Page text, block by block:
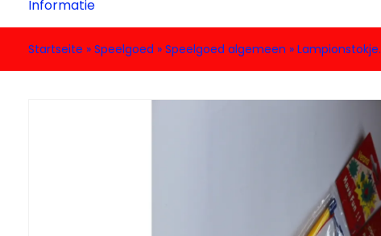
Informatie
Startseite » Speelgoed » Speelgoed algemeen » Lampionstokje.